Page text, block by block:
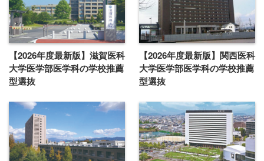
【2026年度最新版】滋賀医科
大学医学部医学科の学校推薦
型選抜
【2026年度最新版】関西医科
大学医学部医学科の学校推薦
型選抜